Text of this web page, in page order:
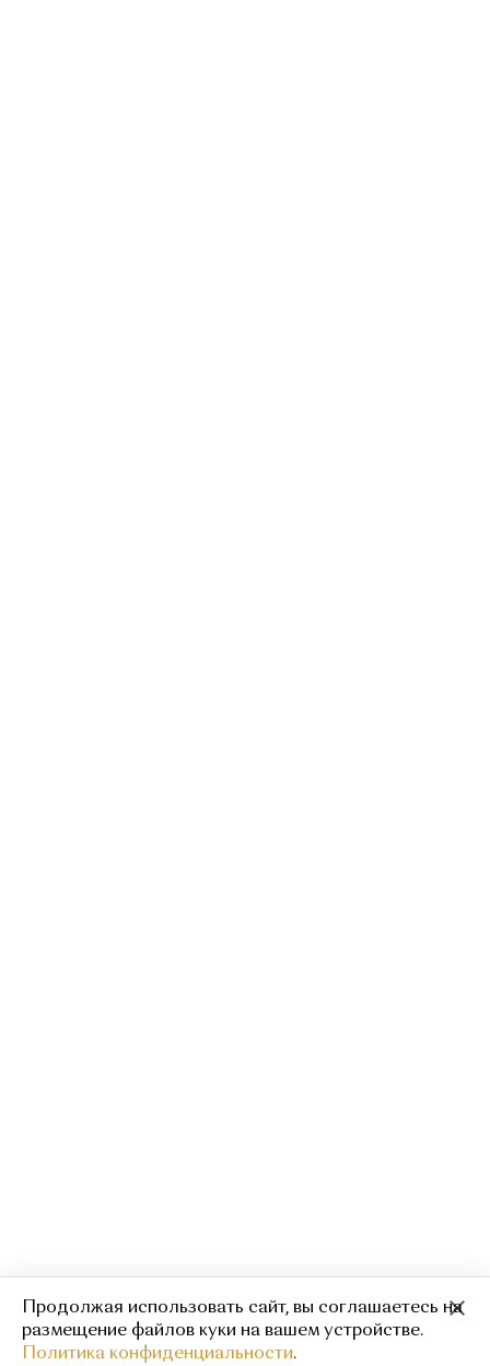
Укороченная майка 1 500 3 000
Продолжая использовать сайт, вы соглашаетесь на
размещение файлов куки на вашем устройстве.
Политика конфиденциальности.